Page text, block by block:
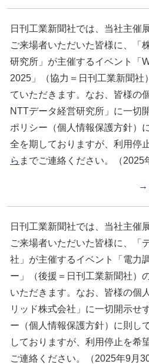
日刊工業新聞社では、当社主催
ご来場者いただいた皆様に、「
研究所」が主催するイベント「
2025」（協力＝日刊工業新聞社
ていただきます。なお、皆様の
NTTデータ経営研究所」に一切
ポリシー（個人情報保護方針）
全を期しておりますが、利用停
ら までご連絡ください。（2025
→
日刊工業新聞社では、当社主催
ご来場者いただいた皆様に、「
社」が主催するイベント「電力
ー」（後援＝日刊工業新聞社）
いただきます。なお、皆様の個
リッド株式会社」に一切開示せ
ー（個人情報保護方針）に則し
しておりますが、利用停止を希
ご連絡ください。（2025年9月